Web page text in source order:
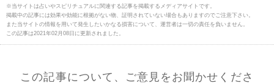
※当サイトは占いやスピリチュアルに関連する記事を掲載するメディアサイトです。
掲載中の記事には効果や効能に根拠がない物、証明されていない場合もありますのでご注意下さい。
また当サイトの情報を用いて発生したいかなる損害について、運営者は一切の責任を負いません。
この記事は2021年02月08日に更新されました。
この記事について、ご意見をお聞かせくださ